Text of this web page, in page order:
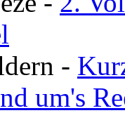
-
um's